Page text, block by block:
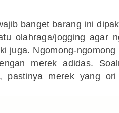
banget barang ini
olahraga/jogging agar
juga. Ngomong-
merek adidas.
pastinya merek yang